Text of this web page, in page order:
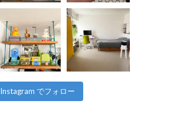
Instagram でフォロー